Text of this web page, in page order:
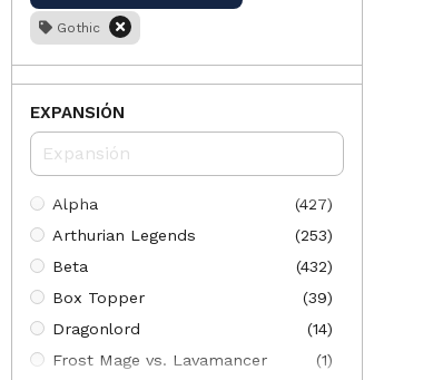
Gothic
EXPANSIÓN
Alpha
(427)
Arthurian Legends
(253)
Beta
(432)
Box Topper
(39)
Dragonlord
(14)
Frost Mage vs. Lavamancer
(1)